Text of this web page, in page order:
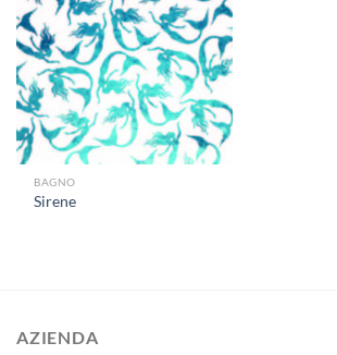
BAGNO
Sirene
AZIENDA